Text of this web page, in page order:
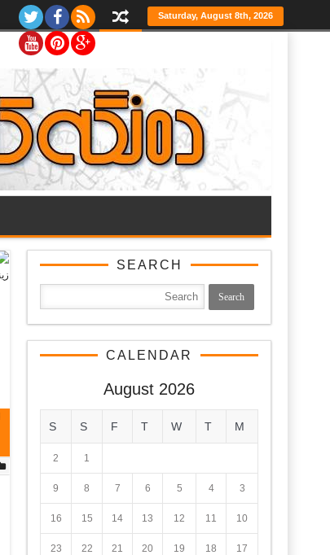
Saturday, August 8th, 2026
SEARCH
CALENDAR
August 2026
M
T
W
T
F
S
S
1
2
3
4
5
6
7
8
9
10
11
12
13
14
15
16
17
18
19
20
21
22
23